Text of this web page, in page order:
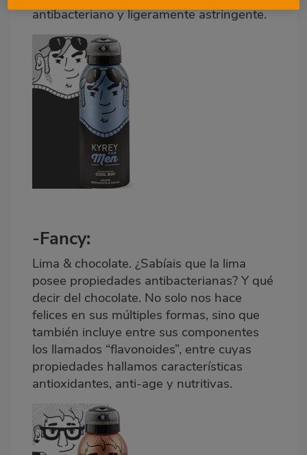
antibacteriano y ligeramente astringente.
-Fancy:
Lima & chocolate. ¿Sabíais que la lima
posee propiedades antibacterianas? Y qué
decir del chocolate. No solo nos hace
felices en sus múltiples formas, sino que
también incluye entre sus componentes
los llamados “flavonoides”, entre cuyas
propiedades hallamos características
antioxidantes, anti-age y nutritivas.